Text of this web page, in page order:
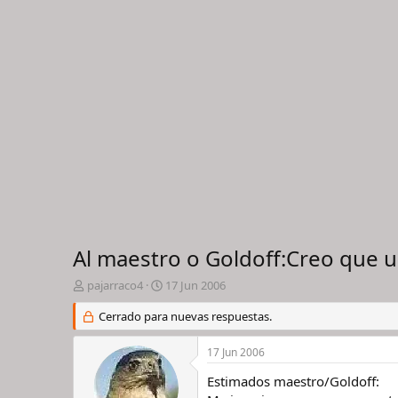
Al maestro o Goldoff:Creo que
I
n
i
c
pajarraco4
F
e
c
h
d
e
17 Jun 2006
Cerrado para nuevas respuestas.
17 Jun 2006
Estimados maestro/Goldoff: